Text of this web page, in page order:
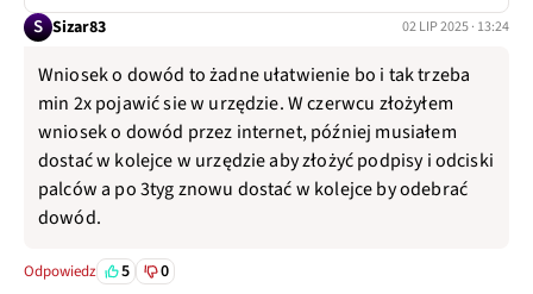
S Sizar83 02 LIP 2025 · 13:24
Wniosek o dowód to żadne ułatwienie bo i tak trzeba
min 2x pojawić sie w urzędzie. W czerwcu złożyłem
wniosek o dowód przez internet, później musiałem
dostać w kolejce w urzędzie aby złożyć podpisy i odciski
palców a po 3tyg znowu dostać w kolejce by odebrać
dowód.
Odpowiedz 5 0